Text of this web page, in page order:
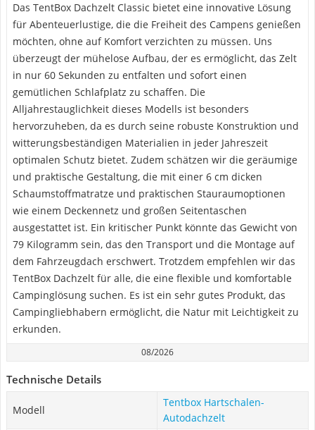
Das TentBox Dachzelt Classic bietet eine innovative Lösung
für Abenteuerlustige, die die Freiheit des Campens genießen
möchten, ohne auf Komfort verzichten zu müssen. Uns
überzeugt der mühelose Aufbau, der es ermöglicht, das Zelt
in nur 60 Sekunden zu entfalten und sofort einen
gemütlichen Schlafplatz zu schaffen. Die
Alljahrestauglichkeit dieses Modells ist besonders
hervorzuheben, da es durch seine robuste Konstruktion und
witterungsbeständigen Materialien in jeder Jahreszeit
optimalen Schutz bietet. Zudem schätzen wir die geräumige
und praktische Gestaltung, die mit einer 6 cm dicken
Schaumstoffmatratze und praktischen Stauraumoptionen
wie einem Deckennetz und großen Seitentaschen
ausgestattet ist. Ein kritischer Punkt könnte das Gewicht von
79 Kilogramm sein, das den Transport und die Montage auf
dem Fahrzeugdach erschwert. Trotzdem empfehlen wir das
TentBox Dachzelt für alle, die eine flexible und komfortable
Campinglösung suchen. Es ist ein sehr gutes Produkt, das
Campingliebhabern ermöglicht, die Natur mit Leichtigkeit zu
erkunden.
08/2026
Technische Details
Modell
Tentbox Hartschalen-
Autodachzelt